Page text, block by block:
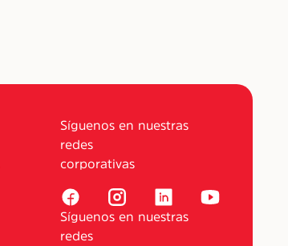
Síguenos en nuestras
redes
corporativas
Síguenos en nuestras
redes